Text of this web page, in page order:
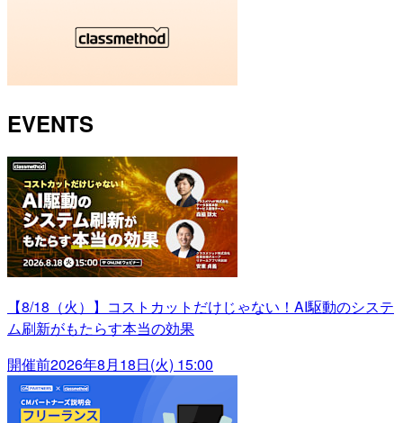
EVENTS
【8/18（火）】コストカットだけじゃない！AI駆動のシステ
ム刷新がもたらす本当の効果
開催前2026年8月18日(火) 15:00